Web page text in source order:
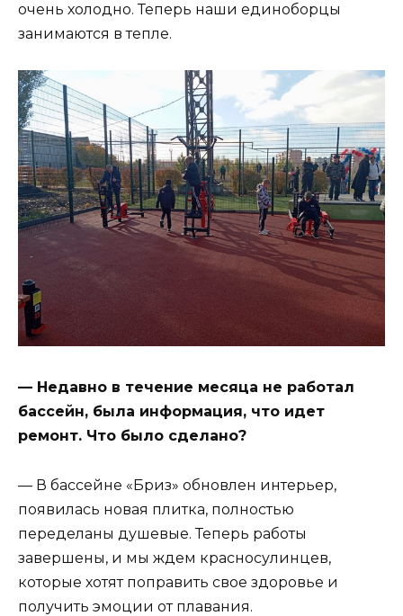
очень холодно. Теперь наши единоборцы
занимаются в тепле.
— Недавно в течение месяца не работал
бассейн, была информация, что идет
ремонт. Что было сделано?
— В бассейне «Бриз» обновлен интерьер,
появилась новая плитка, полностью
переделаны душевые. Теперь работы
завершены, и мы ждем красносулинцев,
которые хотят поправить свое здоровье и
получить эмоции от плавания.